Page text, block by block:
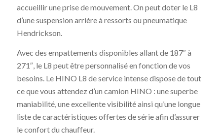
accueillir une prise de mouvement. On peut doter le L8
d’une suspension arrière à ressorts ou pneumatique
Hendrickson.
Avec des empattements disponibles allant de 187″ à
271″, le L8 peut être personnalisé en fonction de vos
besoins. Le HINO L8 de service intense dispose de tout
ce que vous attendez d’un camion HINO : une superbe
maniabilité, une excellente visibilité ainsi qu’une longue
liste de caractéristiques offertes de série afin d’assurer
le confort du chauffeur.